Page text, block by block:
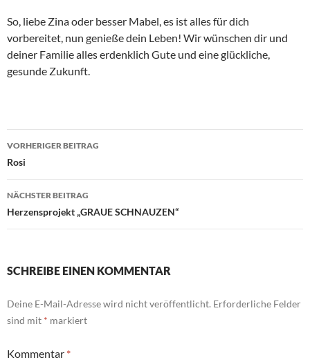
So, liebe Zina oder besser Mabel, es ist alles für dich
vorbereitet, nun genieße dein Leben! Wir wünschen dir und
deiner Familie alles erdenklich Gute und eine glückliche,
gesunde Zukunft.
Beitragsnavigation
VORHERIGER BEITRAG
Rosi
NÄCHSTER BEITRAG
Herzensprojekt „GRAUE SCHNAUZEN“
SCHREIBE EINEN KOMMENTAR
Deine E-Mail-Adresse wird nicht veröffentlicht. Erforderliche Felder
sind mit * markiert
Kommentar *